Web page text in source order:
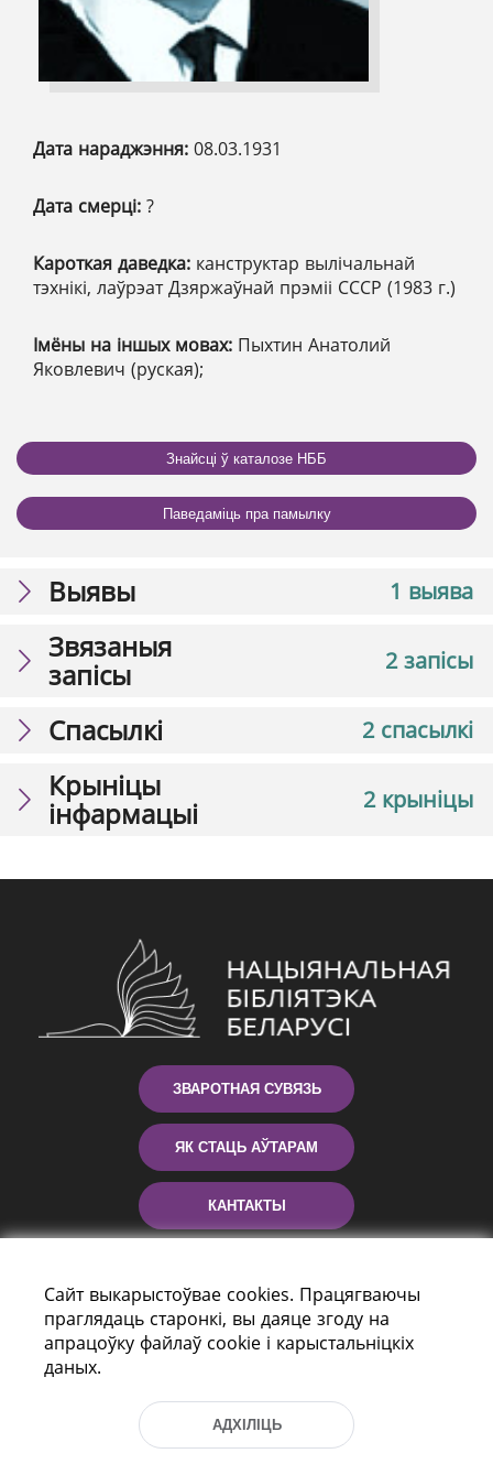
Дата нараджэння: 08.03.1931
Дата смерці: ?
Кароткая даведка: канструктар вылічальнай
тэхнікі, лаўрэат Дзяржаўнай прэміі СССР (1983 г.)
Імёны на іншых мовах: Пыхтин Анатолий
Яковлевич (руская);
Знайсці ў каталозе НББ
Паведаміць пра памылку
1 выява
Выявы
2 запісы
Звязаныя
запісы
2 спасылкі
Спасылкі
2 крыніцы
Крыніцы
інфармацыі
ЗВАРОТНАЯ СУВЯЗЬ
ЯК СТАЦЬ АЎТАРАМ
КАНТАКТЫ
Сайт выкарыстоўвае cookies. Працягваючы
праглядаць старонкі, вы даяце згоду на
апрацоўку файлаў cookie і карыстальніцкіх
даных.
АДХІЛІЦЬ